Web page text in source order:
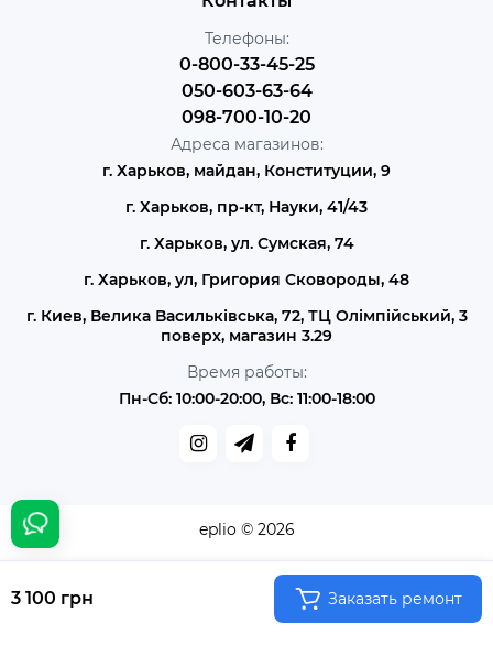
3 100 грн Заказать ремонт
Телефоны:
0-800-33-45-25
050-603-63-64
098-700-10-20
Адреса магазинов:
г. Харьков, майдан, Конституции, 9
г. Харьков, пр-кт, Науки, 41/43
г. Харьков, ул. Сумская, 74
г. Харьков, ул, Григория Сковороды, 48
г. Киев, Велика Васильківська, 72, ТЦ Олімпійський, 3
поверх, магазин 3.29
Время работы:
Пн-Сб: 10:00-20:00, Вс: 11:00-18:00
eplio © 2026